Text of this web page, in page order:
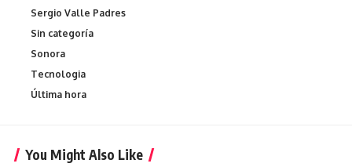
Sergio Valle Padres
Sin categoría
Sonora
Tecnologia
Última hora
You Might Also Like